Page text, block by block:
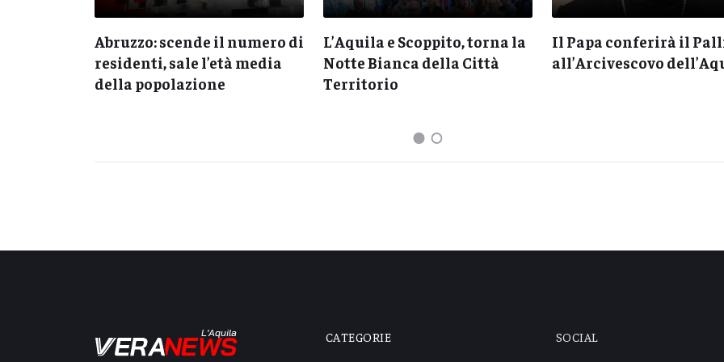
Abruzzo: scende il numero di
residenti, sale l’età media
della popolazione
L’Aquila e Scoppito, torna la
Notte Bianca della Città
Territorio
Il Papa conferirà il
all’Arcivescovo
L'Aquila CATEGORIE SOCIAL